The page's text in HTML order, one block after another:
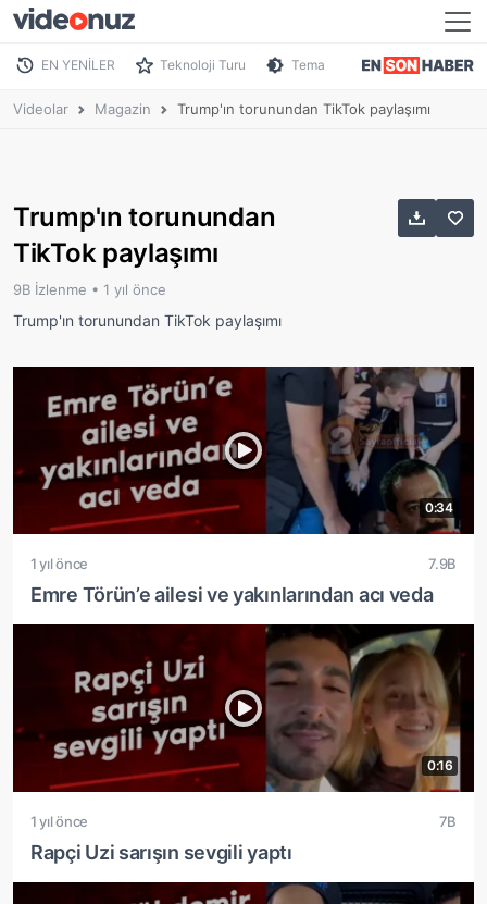
EN YENİLER Teknoloji Turu Tema
Videolar Magazin Trump'ın torunundan TikTok paylaşımı
Trump'ın torunundan
TikTok paylaşımı
9B İzlenme • 1 yıl önce
Trump'ın torunundan TikTok paylaşımı
0:34
1 yıl önce 7.9B
Emre Törün’e ailesi ve yakınlarından acı veda
0:16
1 yıl önce 7B
Rapçi Uzi sarışın sevgili yaptı